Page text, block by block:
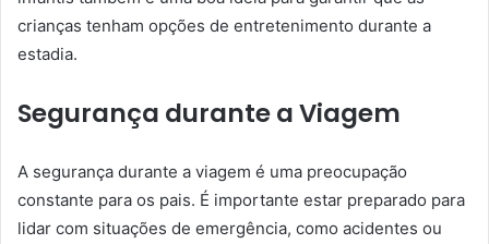
crianças tenham opções de entretenimento durante a
estadia.
Segurança durante a Viagem
A segurança durante a viagem é uma preocupação
constante para os pais. É importante estar preparado para
lidar com situações de emergência, como acidentes ou